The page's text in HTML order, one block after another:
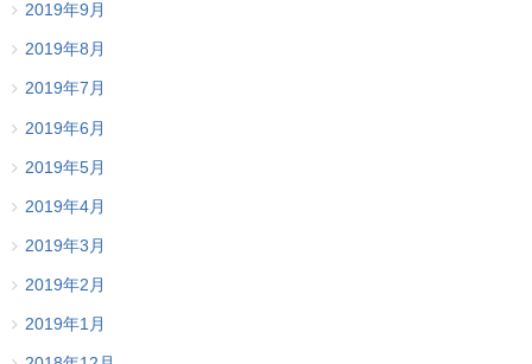
2019年9月
2019年8月
2019年7月
2019年6月
2019年5月
2019年4月
2019年3月
2019年2月
2019年1月